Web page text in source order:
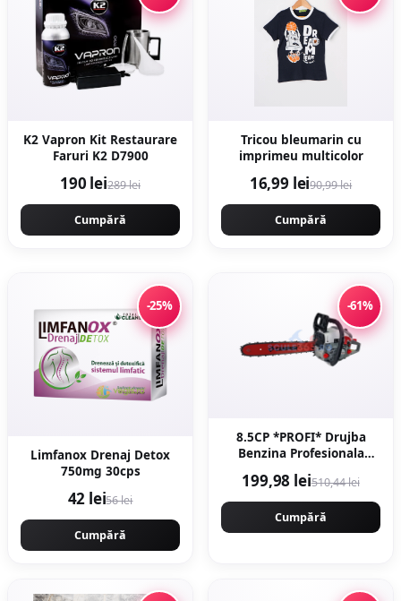
K2 Vapron Kit Restaurare
Faruri K2 D7900
190 lei289 lei
Cumpără
Tricou bleumarin cu
imprimeu multicolor
16,99 lei90,99 lei
Cumpără
-25%
Limfanox Drenaj Detox
750mg 30cps
42 lei56 lei
Cumpără
-61%
8.5CP *PROFI* Drujba
Benzina Profesionala
9000rpm, 40cm, Easy-
Start NEXT Generation,
Motoyama Japan
CMP1312
199,98 lei510,44 lei
Cumpără